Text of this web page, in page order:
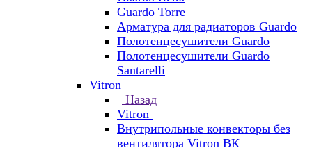
Guardo Torre
Арматура для радиаторов Guardo
Полотенцесушители Guardo
Полотенцесушители Guardo
Santarelli
Vitron
Назад
Vitron
Внутрипольные конвекторы без
вентилятора Vitron ВК